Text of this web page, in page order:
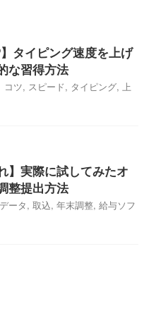
】タイピング速度を上げ
な習得方法
コツ, スピード, タイピング, 上
】実際に試してみたオ
整提出方法
データ, 取込, 年末調整, 給与ソフ